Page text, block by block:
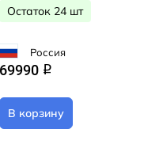
Остаток 24 шт
Россия
69990 q
В корзину